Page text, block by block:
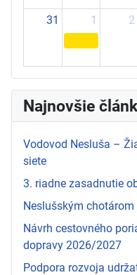
31 1 2
Najnovšie
Vodovod Nesluša –
siete
3. riadne zasadnutie
Neslušským chotárom
Návrh cestovného
dopravy 2026/2027
Podpora rozvoja